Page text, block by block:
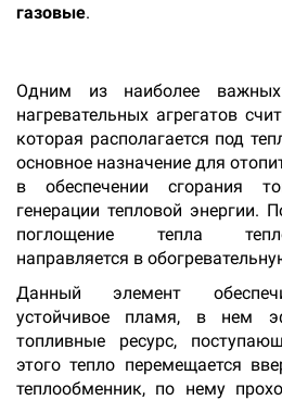
газовые.
Одним из наиболее
нагревательных агрегатов
которая располагается под
основное назначение для
в обеспечении сгорания
генерации тепловой энергии.
поглощение тепла
направляется в
Данный элемент
устойчивое пламя, в нем
топливные ресурс,
этого тепло перемещается
теплообменник, по нему